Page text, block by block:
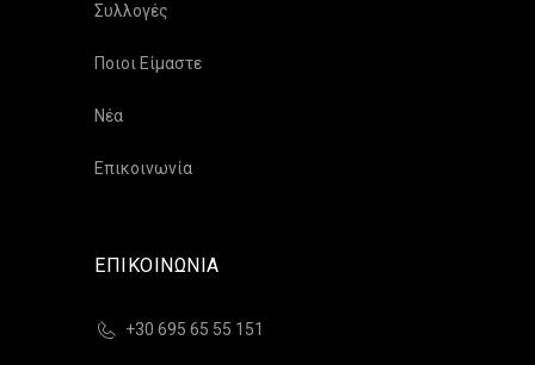
Συλλογές
Ποιοι Είμαστε
Νέα
Επικοινωνία
ΕΠΙΚΟΙΝΩΝΙΑ
+30 695 65 55 151